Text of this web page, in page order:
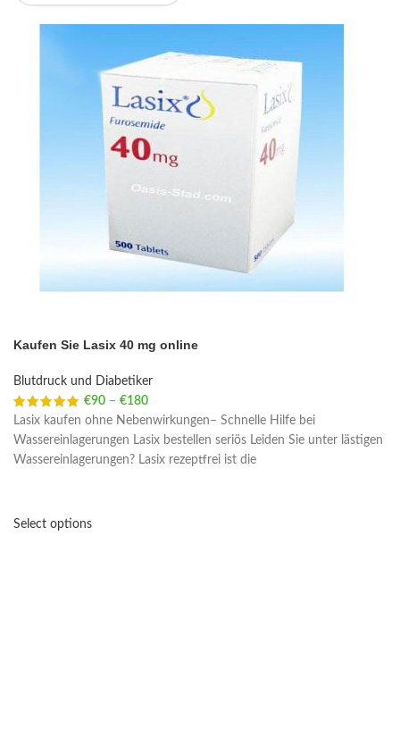
Kaufen Sie Lasix 40 mg online
Blutdruck und Diabetiker
€90 – €180
Lasix kaufen ohne Nebenwirkungen– Schnelle Hilfe bei
Wassereinlagerungen Lasix bestellen seriös Leiden Sie unter lästigen
Wassereinlagerungen? Lasix rezeptfrei ist die
Select options